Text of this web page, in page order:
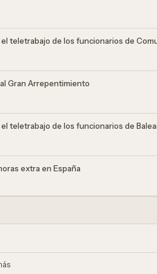
teletrabajo de los funcionarios de
Gran Arrepentimiento
teletrabajo de los funcionarios de
extra en España